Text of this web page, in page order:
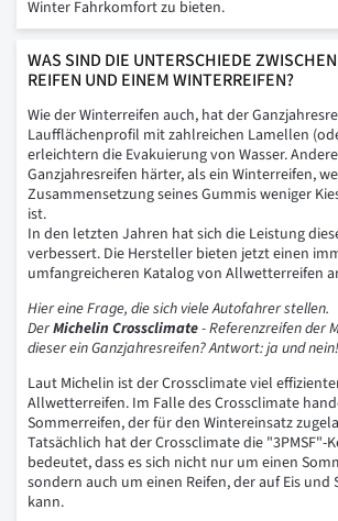
Winter Fahrkomfort zu bieten.
WAS SIND DIE UNTERSCHIEDE
REIFEN UND EINEM WINTERREIFEN?
Wie der Winterreifen auch, hat der
Laufflächenprofil mit zahlreichen Lamellen
erleichtern die Evakuierung von Wasser.
Ganzjahresreifen härter, als ein Winterreifen,
Zusammensetzung seines Gummis weniger
ist.
In den letzten Jahren hat sich die Leistung
verbessert. Die Hersteller bieten jetzt einen
umfangreicheren Katalog von Allwetterreifen
Hier eine Frage, die sich viele Autofahrer stellen.
DerMichelin Crossclimate- Referenzreifen der
dieser ein Ganzjahresreifen? Antwort: ja und
Laut Michelin ist der Crossclimate viel
Allwetterreifen. Im Falle des Crossclimate
Sommerreifen, der für den Wintereinsatz
Tatsächlich hat der Crossclimate die "3PMSF"-
bedeutet, dass es sich nicht nur um einen
sondern auch um einen Reifen, der auf Eis und
kann.